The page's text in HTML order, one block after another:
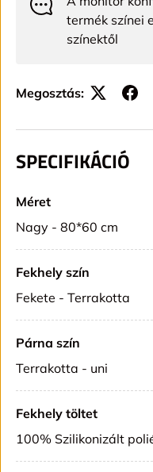
termék színei
színektől
Megosztás:
SPECIFIKÁCIÓ
Méret
Nagy - 80*60 cm
Fekhely szín
Fekete - Terrakotta
Párna szín
Terrakotta - uni
Fekhely töltet
100% Szilikonizált